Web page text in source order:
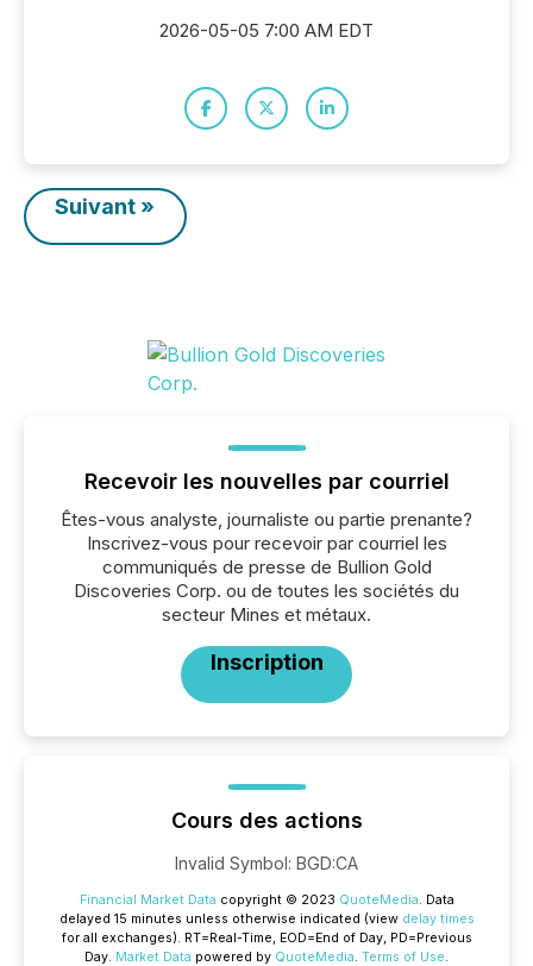
2026-05-05 7:00 AM EDT
Suivant »
Recevoir les nouvelles par courriel
Êtes-vous analyste, journaliste ou partie prenante?
Inscrivez-vous pour recevoir par courriel les
communiqués de presse de Bullion Gold
Discoveries Corp. ou de toutes les sociétés du
secteur Mines et métaux.
Inscription
Cours des actions
Invalid Symbol: BGD:CA
Financial Market Data copyright © 2023 QuoteMedia. Data
delayed 15 minutes unless otherwise indicated (view delay times
for all exchanges). RT=Real-Time, EOD=End of Day, PD=Previous
Day. Market Data powered by QuoteMedia. Terms of Use.